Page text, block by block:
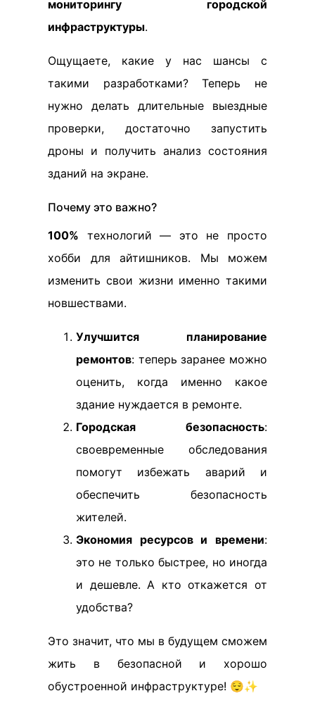
мониторингу городской
инфраструктуры.
Ощущаете, какие у нас шансы с
такими разработками? Теперь не
нужно делать длительные выездные
проверки, достаточно запустить
дроны и получить анализ состояния
зданий на экране.
Почему это важно?
100% технологий — это не просто
хобби для айтишников. Мы можем
изменить свои жизни именно такими
новшествами.
Улучшится планирование
ремонтов: теперь заранее можно
оценить, когда именно какое
здание нуждается в ремонте.
Городская безопасность:
своевременные обследования
помогут избежать аварий и
обеспечить безопасность
жителей.
Экономия ресурсов и времени:
это не только быстрее, но иногда
и дешевле. А кто откажется от
удобства?
Это значит, что мы в будущем сможем
жить в безопасной и хорошо
обустроенной инфраструктуре! 😌✨